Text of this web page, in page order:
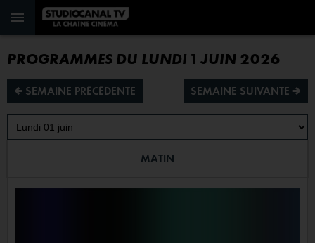
PROGRAMMES DU LUNDI 1 JUIN 2026
¡ SEMAINE PRÉCÉDENTE SEMAINE SUIVANTE ª
MATIN